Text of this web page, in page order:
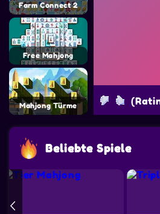
Farm Connect 2
Free Mahjong
Mahjong Türme
Beliebte Spiele